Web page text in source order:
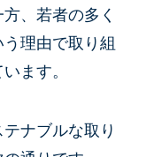
、若者の多く
理由で取り組
ます。
ナブルな取り